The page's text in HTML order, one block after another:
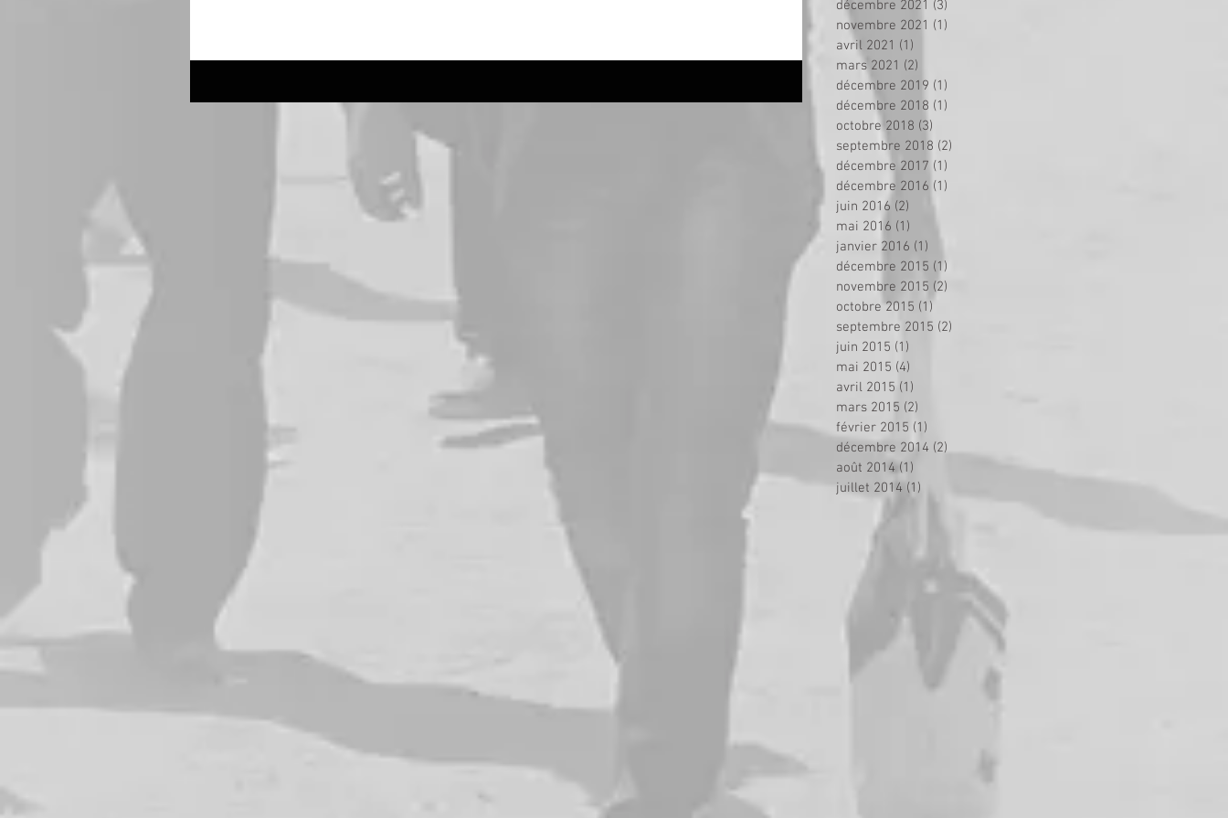
décembre 2021 (3)
novembre 2021 (1)
avril 2021 (1)
mars 2021 (2)
décembre 2019 (1)
décembre 2018 (1)
octobre 2018 (3)
septembre 2018 (2)
décembre 2017 (1)
décembre 2016 (1)
juin 2016 (2)
mai 2016 (1)
janvier 2016 (1)
décembre 2015 (1)
novembre 2015 (2)
octobre 2015 (1)
septembre 2015 (2)
juin 2015 (1)
mai 2015 (4)
avril 2015 (1)
mars 2015 (2)
février 2015 (1)
décembre 2014 (2)
août 2014 (1)
juillet 2014 (1)